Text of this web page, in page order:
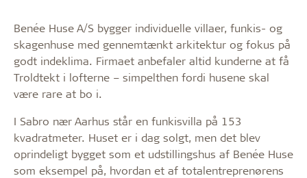
Benée Huse A/S bygger individuelle villaer, funkis- og
skagenhuse med gennemtænkt arkitektur og fokus på
godt indeklima. Firmaet anbefaler altid kunderne at få
Troldtekt i lofterne – simpelthen fordi husene skal
være rare at bo i.
I Sabro nær Aarhus står en funkisvilla på 153
kvadratmeter. Huset er i dag solgt, men det blev
oprindeligt bygget som et udstillingshus af Benée Huse
som eksempel på, hvordan et af totalentreprenørens